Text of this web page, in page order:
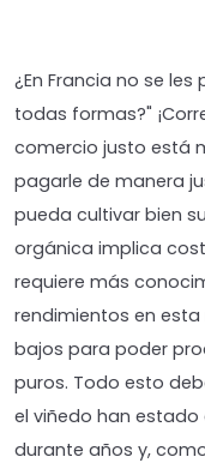
¿En Francia no se
todas formas?"
comercio justo está
pagarle de manera
pueda cultivar bien
orgánica implica
requiere más
rendimientos en
bajos para poder
puros. Todo esto
el viñedo han
durante años y,